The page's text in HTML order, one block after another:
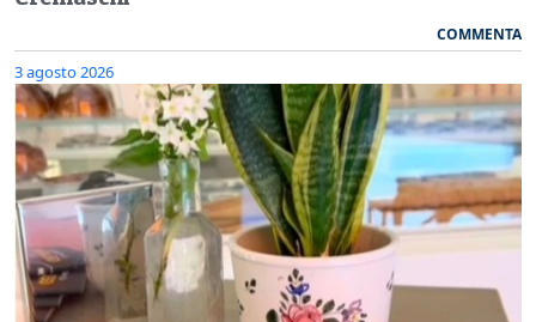
COMMENTA
3 agosto 2026